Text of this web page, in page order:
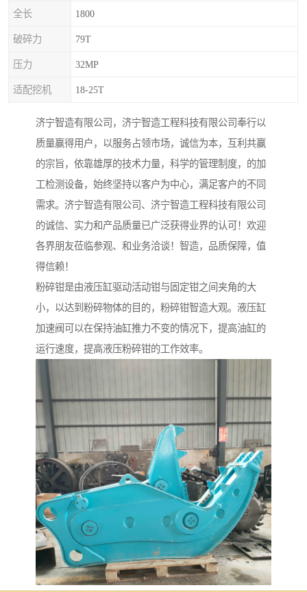
全长 1800
破碎力 79T
压力 32MP
适配挖机 18-25T
济宁智造有限公司，济宁智造工程科技有限公司奉行以
质量赢得用户，以服务占领市场，诚信为本，互利共赢
的宗旨，依靠雄厚的技术力量，科学的管理制度，的加
工检测设备，始终坚持以客户为中心，满足客户的不同
需求。济宁智造有限公司、济宁智造工程科技有限公司
的诚信、实力和产品质量已广泛获得业界的认可！欢迎
各界朋友莅临参观、和业务洽谈！智造，品质保障，值
得信赖！
粉碎钳是由液压缸驱动活动钳与固定钳之间夹角的大
小，以达到粉碎物体的目的，粉碎钳智造大观。液压缸
加速阀可以在保持油缸推力不变的情况下，提高油缸的
运行速度，提高液压粉碎钳的工作效率。